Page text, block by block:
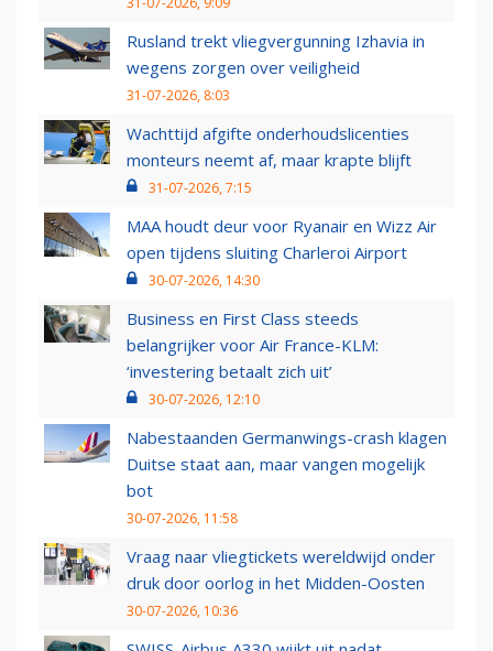
Rusland trekt vliegvergunning Izhavia in
wegens zorgen over veiligheid
31-07-2026, 8:03
Wachttijd afgifte onderhoudslicenties
monteurs neemt af, maar krapte blijft
31-07-2026, 7:15
MAA houdt deur voor Ryanair en Wizz Air
open tijdens sluiting Charleroi Airport
30-07-2026, 14:30
Business en First Class steeds
belangrijker voor Air France-KLM:
‘investering betaalt zich uit’
30-07-2026, 12:10
Nabestaanden Germanwings-crash klagen
Duitse staat aan, maar vangen mogelijk
bot
30-07-2026, 11:58
Vraag naar vliegtickets wereldwijd onder
druk door oorlog in het Midden-Oosten
30-07-2026, 10:36